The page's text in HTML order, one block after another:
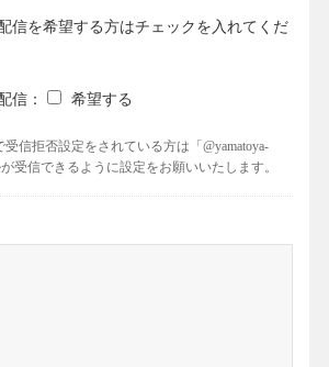
信を希望する方はチェックを入れてくだ
信： 希望する
信拒否設定をされている方は「@yamatoya-
受信できるように設定をお願いいたします。